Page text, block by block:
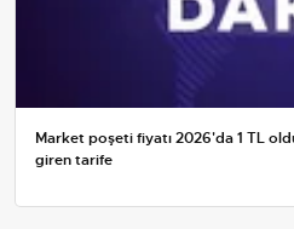
Market poşeti fiyatı 2026'da 1 TL
giren tarife